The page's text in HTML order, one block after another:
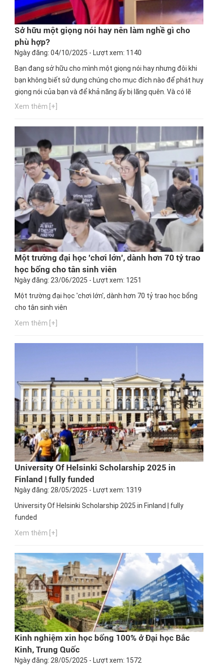
Sở hữu một giọng nói hay nên làm nghề gì cho
phù hợp?
Ngày đăng: 04/10/2025 - Lượt xem: 1140
Bạn đang sở hữu cho mình một giọng nói hay nhưng đôi khi
bạn không biết sử dụng chúng cho mục đích nào để phát huy
giọng nói của bạn và để khả năng ấy bị lãng quên. Và có lẽ
bạn đang thắc mắc với một giọng nói hay nên làm ngành
nghiệp GPO cập nhật thông tin này nhé!
Xem thêm [+]
Một trường đại học 'chơi lớn', dành hơn 70 tỷ trao
học bổng cho tân sinh viên
Ngày đăng: 23/06/2025 - Lượt xem: 1251
Một trường đại học 'chơi lớn', dành hơn 70 tỷ trao học bổng
cho tân sinh viên
Xem thêm [+]
University Of Helsinki Scholarship 2025 in
Finland | fully funded
Ngày đăng: 28/05/2025 - Lượt xem: 1319
University Of Helsinki Scholarship 2025 in Finland | fully
funded
Xem thêm [+]
Kinh nghiệm xin học bổng 100% ở Đại học Bắc
Kinh, Trung Quốc
Ngày đăng: 28/05/2025 - Lượt xem: 1572